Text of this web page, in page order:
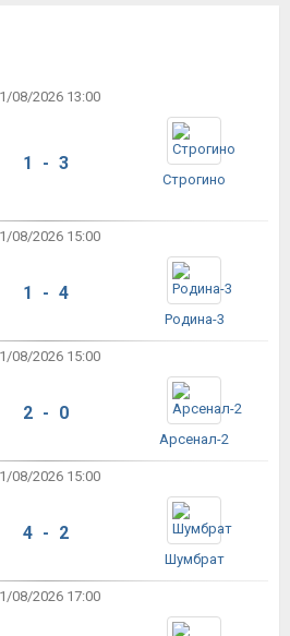
08/2026 13:00
1 - 3
Строгино
08/2026 15:00
1 - 4
Родина-3
08/2026 15:00
2 - 0
Арсенал-2
08/2026 15:00
4 - 2
Шумбрат
08/2026 17:00